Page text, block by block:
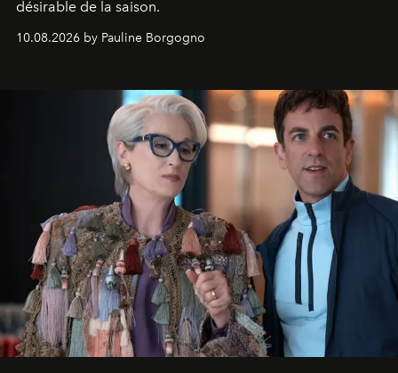
désirable de la saison.
10.08.2026 by Pauline Borgogno